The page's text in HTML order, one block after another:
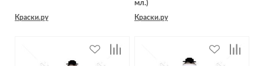
Краски.ру
мл.)
Краски.ру